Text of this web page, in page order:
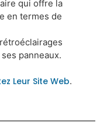
qui offre la
en termes de
panneaux.
Leur Site Web.